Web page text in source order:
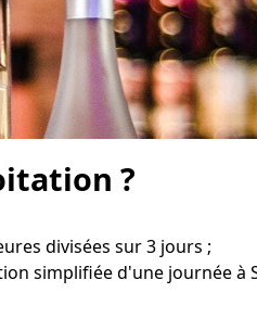
?
divisées sur 3 jours ;
simplifiée d'une journée à